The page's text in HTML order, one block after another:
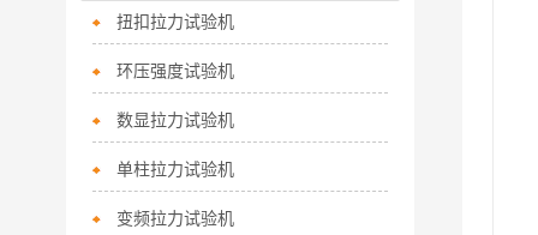
扭扣拉力试验机
环压强度试验机
数显拉力试验机
单柱拉力试验机
变频拉力试验机